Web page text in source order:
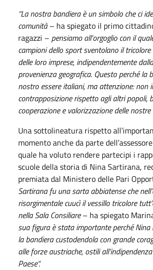
“La nostra bandiera è un simbolo che ci
comunità– ha spiegato il primo
ragazzi – pensiamo all’orgoglio con il
campioni dello sport sventolano il
delle loro imprese, indipendentemente
provenienza geografica. Questo perché la
nostro essere italiani, ma attenzione: non
contrapposizione rispetto agli altri popoli,
cooperazione e valorizzazione delle nostre
Una sottolineatura rispetto
momento anche da parte
quale ha voluto rendere partecipi i
scuole della storia di Nina Sartirana,
premiata dal Ministero delle Pari
Sartirana fu una sarta abbiatense che
risorgimentale cuucì il vessillo tricolore
nella Sala Consiliare– ha spiegato
sua figura è stata importante perché Nina
la bandiera custodendola con grande
alle forze austriache, ostili
Paese”.